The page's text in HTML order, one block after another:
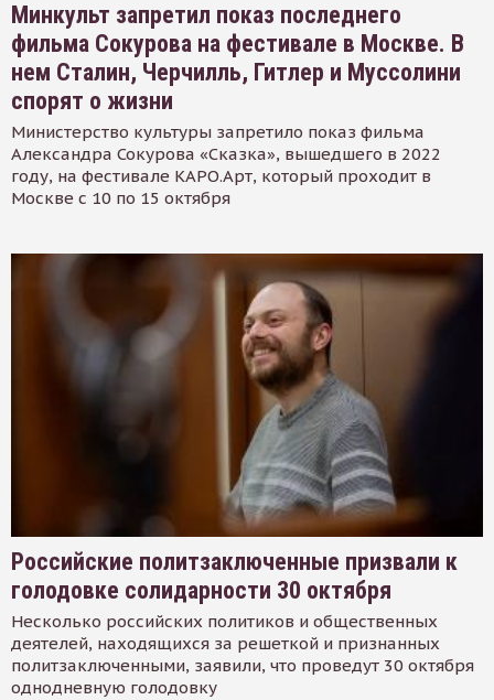
Минкульт запретил показ последнего
фильма Сокурова на фестивале в Москве. В
нем Сталин, Черчилль, Гитлер и Муссолини
спорят о жизни
Министерство культуры запретило показ фильма
Александра Сокурова «Сказка», вышедшего в 2022
году, на фестивале КАРО.Арт, который проходит в
Москве с 10 по 15 октября
Российские политзаключенные призвали к
голодовке солидарности 30 октября
Несколько российских политиков и общественных
деятелей, находящихся за решеткой и признанных
политзаключенными, заявили, что проведут 30 октября
однодневную голодовку